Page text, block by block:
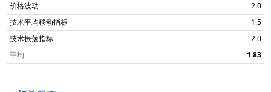
价格波动
2.0
技术平均移动指标
1.5
技术振荡指标
2.0
平均
1.83